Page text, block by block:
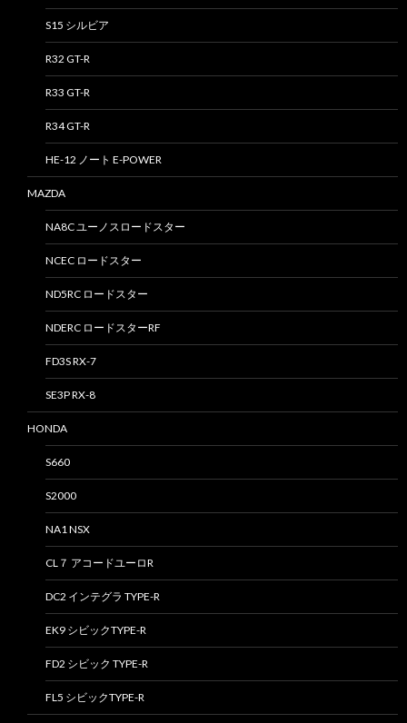
S15 シルビア
R32 GT-R
R33 GT-R
R34 GT-R
HE-12 ノート E-POWER
MAZDA
NA8C ユーノスロードスター
NCEC ロードスター
ND5RC ロードスター
NDERC ロードスターRF
FD3S RX-7
SE3P RX-8
HONDA
S660
S2000
NA1 NSX
CL７ アコードユーロR
DC2 インテグラ TYPE-R
EK9 シビックTYPE-R
FD2 シビック TYPE-R
FL5 シビックTYPE-R